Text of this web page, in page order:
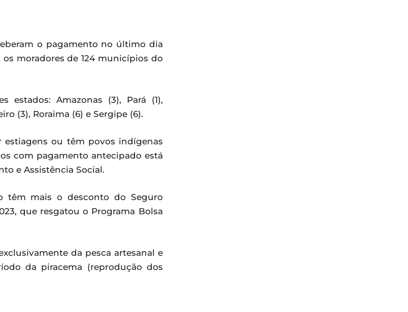
o pagamento no último dia
moradores de 124 municípios do
estados: Amazonas (3), Pará (1),
(3), Roraima (6) e Sergipe (6).
estiagens ou têm povos indígenas
com pagamento antecipado está
e Assistência Social.
têm mais o desconto do Seguro
que resgatou o Programa Bolsa
da pesca artesanal e
da piracema (reprodução dos